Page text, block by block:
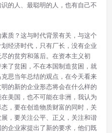
的人、最聪明的人，也有自己不
？这与时代背景有关，与这个
经济时代，只有厂长，没有企业
的贫穷和落后。在资本主义初
了贫困，不在本国制造贫困，就
思当年总结的观点，在今天看来
的新的企业形态将会在什么样的
美国，也不可能在非洲，我认为
，要在创造物质财富的同时，关
，要关注公平、正义，关注和谐
企业家提出了新的要求，他们既